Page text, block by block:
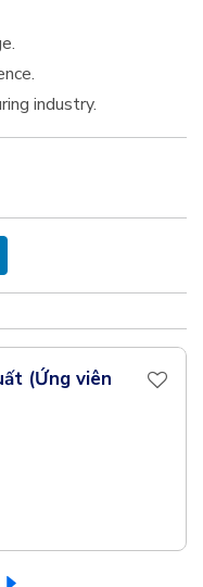
industry.
(Ứng viên